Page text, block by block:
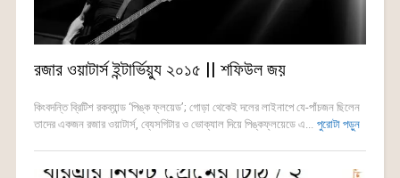
রজার ওয়াটার্স ইন্টার্ভিয়্যু ২০১৫ || শফিউল জয়
কিংবদন্তি ব্রিটিশ রকব্যান্ড ‘পিঙ্ক ফ্লয়েড’; গোড়া থেকেই দলের লাইনাপে যে-পাঁচজন ছিলেন
তাদের একজন রজার ওয়াটার্স, ব্যেসগিটার ও ভোক্যাল দিয়ে পিঙ্কফ্লয়েডে এ... পুরোটা পড়ুন